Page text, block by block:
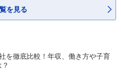
を見る
を徹底比較！年収、働き方や子育